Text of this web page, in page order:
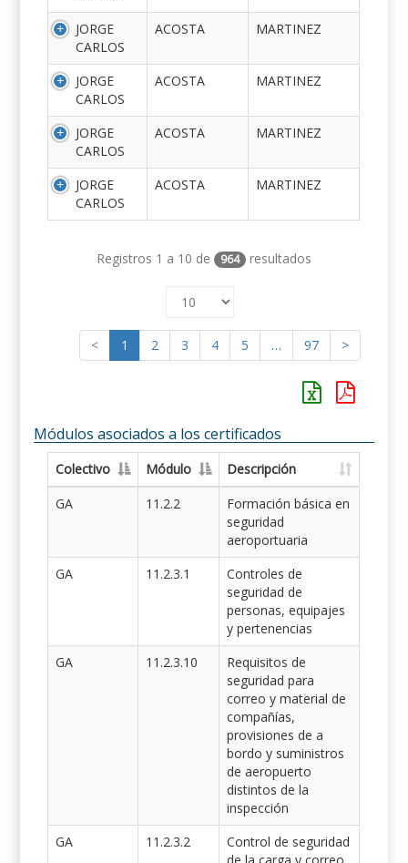
JORGE
CARLOS
ACOSTA MARTINEZ
JORGE
CARLOS
ACOSTA MARTINEZ
JORGE
CARLOS
ACOSTA MARTINEZ
JORGE
CARLOS
ACOSTA MARTINEZ
Registros 1 a 10 de 964 resultados
< 1 2 3 4 5 … 97 >
Módulos asociados a los certificados
Colectivo Módulo
Descripción
GA
11.2.2
Formación básica en
seguridad
aeroportuaria
GA
11.2.3.1
Controles de
seguridad de
personas, equipajes
y pertenencias
GA
11.2.3.10
Requisitos de
seguridad para
correo y material de
compañías,
provisiones de a
bordo y suministros
de aeropuerto
distintos de la
inspección
GA
11.2.3.2
Control de seguridad